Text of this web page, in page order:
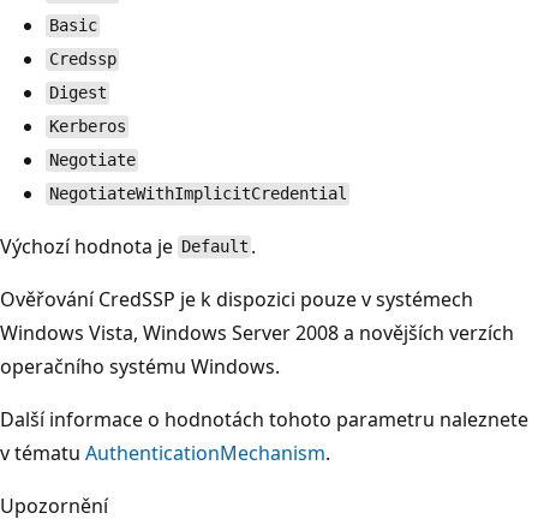
Basic
Credssp
Digest
Kerberos
Negotiate
NegotiateWithImplicitCredential
Výchozí hodnota je Default .
Ověřování CredSSP je k dispozici pouze v systémech
Windows Vista, Windows Server 2008 a novějších verzích
operačního systému Windows.
Další informace o hodnotách tohoto parametru naleznete
v tématu AuthenticationMechanism.
Upozornění